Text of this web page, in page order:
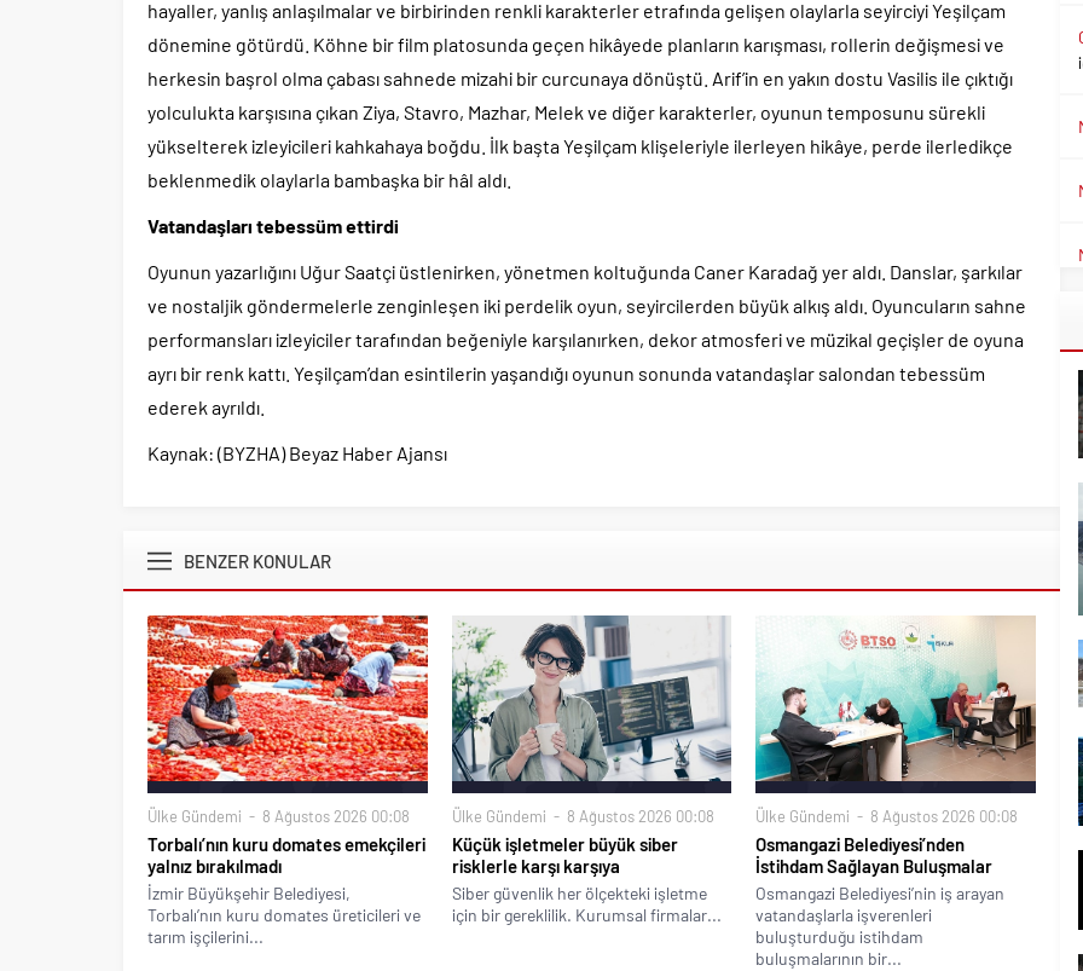
hayaller, yanlış anlaşılmalar ve birbirinden renkli karakterler etrafında gelişen olaylarla seyirciyi Yeşilçam
dönemine götürdü. Köhne bir film platosunda geçen hikâyede planların karışması, rollerin değişmesi ve
herkesin başrol olma çabası sahnede mizahi bir curcunaya dönüştü. Arif’in en yakın dostu Vasilis ile çıktığı
yolculukta karşısına çıkan Ziya, Stavro, Mazhar, Melek ve diğer karakterler, oyunun temposunu sürekli
yükselterek izleyicileri kahkahaya boğdu. İlk başta Yeşilçam klişeleriyle ilerleyen hikâye, perde ilerledikçe
beklenmedik olaylarla bambaşka bir hâl aldı.
Vatandaşları tebessüm ettirdi
Oyunun yazarlığını Uğur Saatçi üstlenirken, yönetmen koltuğunda Caner Karadağ yer aldı. Danslar, şarkılar
ve nostaljik göndermelerle zenginleşen iki perdelik oyun, seyircilerden büyük alkış aldı. Oyuncuların sahne
performansları izleyiciler tarafından beğeniyle karşılanırken, dekor atmosferi ve müzikal geçişler de oyuna
ayrı bir renk kattı. Yeşilçam’dan esintilerin yaşandığı oyunun sonunda vatandaşlar salondan tebessüm
ederek ayrıldı.
Kaynak: (BYZHA) Beyaz Haber Ajansı
BENZER KONULAR
Ülke Gündemi 8 Ağustos 2026 00:08
Torbalı’nın kuru domates emekçileri
yalnız bırakılmadı
İzmir Büyükşehir Belediyesi,
Torbalı’nın kuru domates üreticileri ve
tarım işçilerini...
Ülke Gündemi 8 Ağustos 2026 00:08
Küçük işletmeler büyük siber
risklerle karşı karşıya
Siber güvenlik her ölçekteki işletme
için bir gereklilik. Kurumsal firmalar...
Ülke Gündemi 8 Ağustos 2026 00:08
Osmangazi Belediyesi’nden
İstihdam Sağlayan Buluşmalar
Osmangazi Belediyesi’nin iş arayan
vatandaşlarla işverenleri
buluşturduğu istihdam
buluşmalarının bir...